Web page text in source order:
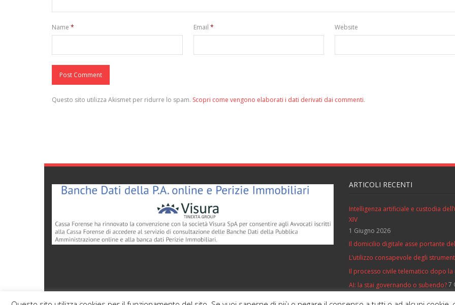
Name * Email * Website
Questo sito utilizza Akismet per ridurre lo spam. Scopri come vengono elaborati i dati derivati dai commenti.
ARTICOLI RECENTI
Intelligenza artificiale e custodia
XIV
1 Giugno 2026
Il domicilio digitale asse portante
L’utilizzo consapevole degli
Il processo civile telematico dopo
AI: la stai governando o subendo?7